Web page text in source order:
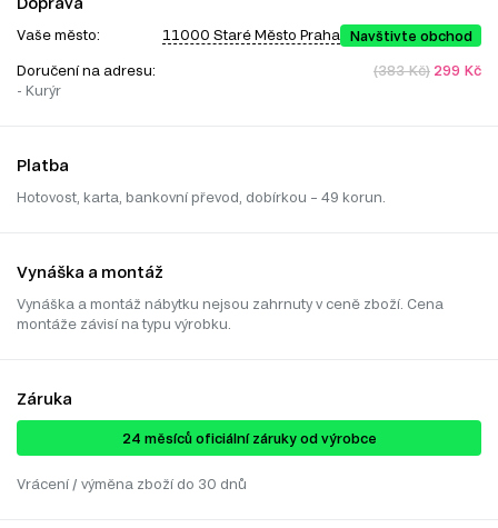
Vaše město: 11000 Staré Město Praha Navštivte obchod
Doručení na adresu:
- Kurýr
(383 Kč) 299 Kč
Platba
Hotovost, karta, bankovní převod, dobírkou – 49 korun.
Vynáška a montáž
Vynáška a montáž nábytku nejsou zahrnuty v ceně zboží. Cena
montáže závisí na typu výrobku.
Záruka
24 ​​​​měsíců oficiální záruky od výrobce
Vrácení / výměna zboží do 30 dnů